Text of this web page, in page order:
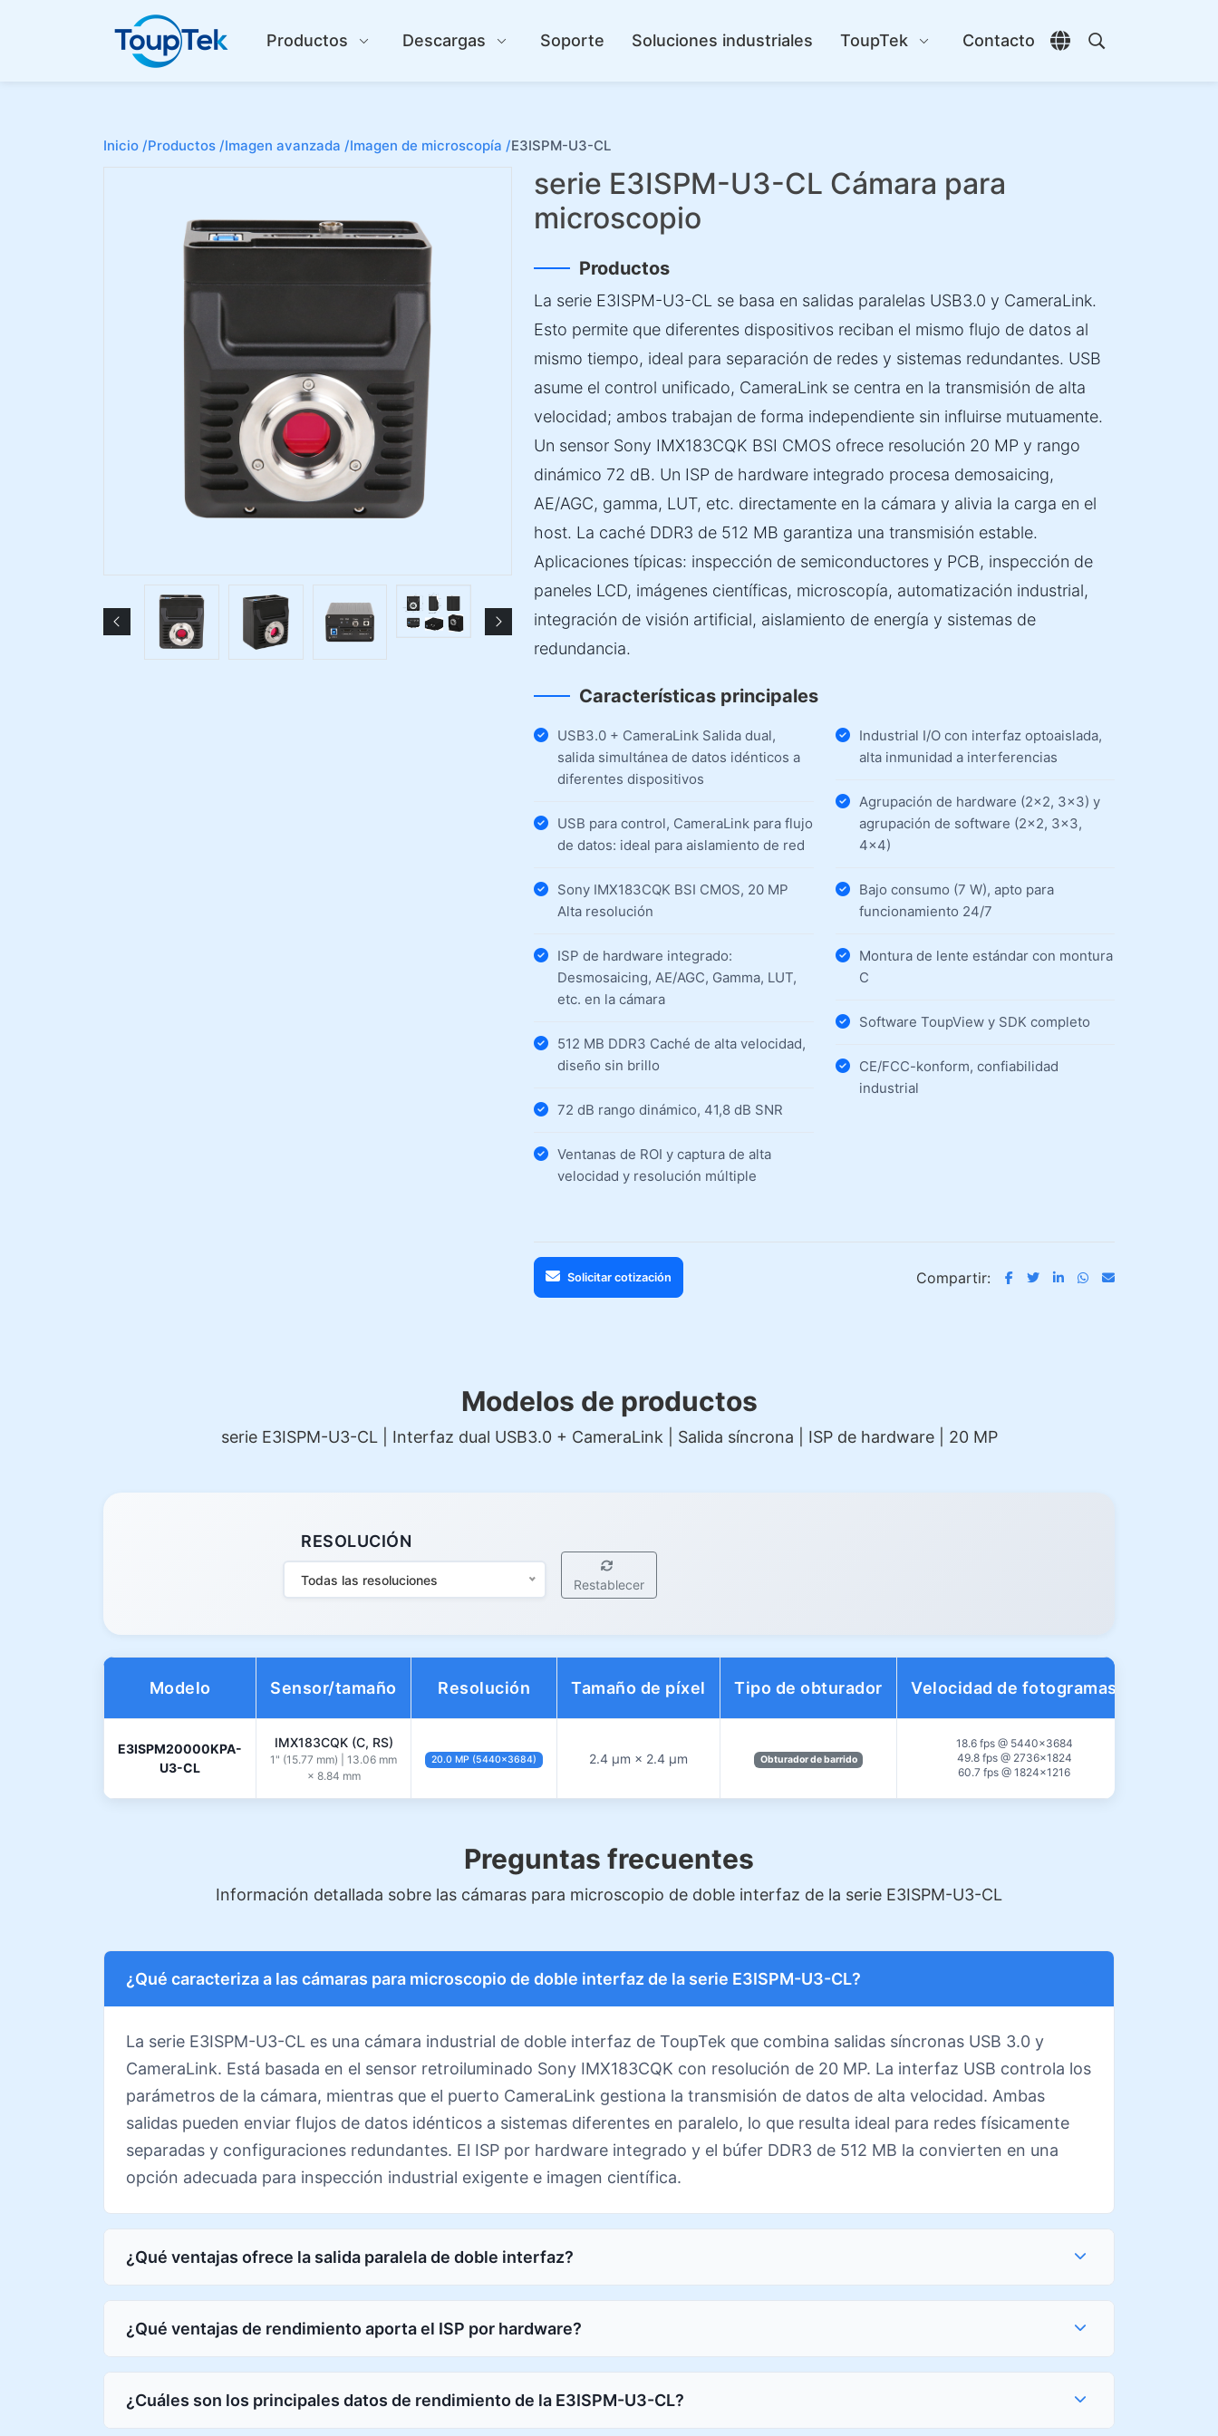
Productos Descargas Soporte Soluciones industriales ToupTek Contacto
Abrir selector de
Abrir búsqueda
Inicio /Productos /Imagen avanzada /Imagen de microscopía /E3ISPM-U3-CL
serie E3ISPM-U3-CL Cámara para
microscopio
Productos
La serie E3ISPM-U3-CL se basa en salidas paralelas USB3.0 y CameraLink.
Esto permite que diferentes dispositivos reciban el mismo flujo de datos al
mismo tiempo, ideal para separación de redes y sistemas redundantes. USB
asume el control unificado, CameraLink se centra en la transmisión de alta
velocidad; ambos trabajan de forma independiente sin influirse mutuamente.
Un sensor Sony IMX183CQK BSI CMOS ofrece resolución 20 MP y rango
dinámico 72 dB. Un ISP de hardware integrado procesa demosaicing,
AE/AGC, gamma, LUT, etc. directamente en la cámara y alivia la carga en el
host. La caché DDR3 de 512 MB garantiza una transmisión estable.
Aplicaciones típicas: inspección de semiconductores y PCB, inspección de
paneles LCD, imágenes científicas, microscopía, automatización industrial,
integración de visión artificial, aislamiento de energía y sistemas de
redundancia.
Características principales
USB3.0 + CameraLink Salida dual,
salida simultánea de datos idénticos a
diferentes dispositivos
USB para control, CameraLink para flujo
de datos: ideal para aislamiento de red
Sony IMX183CQK BSI CMOS, 20 MP
Alta resolución
ISP de hardware integrado:
Desmosaicing, AE/AGC, Gamma, LUT,
etc. en la cámara
512 MB DDR3 Caché de alta velocidad,
diseño sin brillo
72 dB rango dinámico, 41,8 dB SNR
Ventanas de ROI y captura de alta
velocidad y resolución múltiple
Industrial I/O con interfaz optoaislada,
alta inmunidad a interferencias
Agrupación de hardware (2×2, 3×3) y
agrupación de software (2×2, 3×3,
4×4)
Bajo consumo (7 W), apto para
funcionamiento 24/7
Montura de lente estándar con montura
C
Software ToupView y SDK completo
CE/FCC-konform, confiabilidad
industrial
Solicitar cotización Compartir:
Modelos de productos
serie E3ISPM-U3-CL | Interfaz dual USB3.0 + CameraLink | Salida síncrona | ISP de hardware | 20 MP
RESOLUCIÓN
Todas las resoluciones Restablecer
Modelo Sensor/tamaño Resolución Tamaño de píxel Tipo de obturador Velocidad de fotogramas
E3ISPM20000KPA-
U3-CL
IMX183CQK (C, RS)
1" (15.77 mm) | 13.06 mm
× 8.84 mm
20.0 MP (5440×3684) 2.4 µm × 2.4 µm Obturador de barrido
18.6 fps @ 5440×3684
49.8 fps @ 2736×1824
60.7 fps @ 1824×1216
Preguntas frecuentes
Información detallada sobre las cámaras para microscopio de doble interfaz de la serie E3ISPM-U3-CL
¿Qué caracteriza a las cámaras para microscopio de doble interfaz de la serie E3ISPM-U3-CL?
La serie E3ISPM-U3-CL es una cámara industrial de doble interfaz de ToupTek que combina salidas síncronas USB 3.0 y
CameraLink. Está basada en el sensor retroiluminado Sony IMX183CQK con resolución de 20 MP. La interfaz USB controla los
parámetros de la cámara, mientras que el puerto CameraLink gestiona la transmisión de datos de alta velocidad. Ambas
salidas pueden enviar flujos de datos idénticos a sistemas diferentes en paralelo, lo que resulta ideal para redes físicamente
separadas y configuraciones redundantes. El ISP por hardware integrado y el búfer DDR3 de 512 MB la convierten en una
opción adecuada para inspección industrial exigente e imagen científica.
¿Qué ventajas ofrece la salida paralela de doble interfaz?
¿Qué ventajas de rendimiento aporta el ISP por hardware?
¿Cuáles son los principales datos de rendimiento de la E3ISPM-U3-CL?